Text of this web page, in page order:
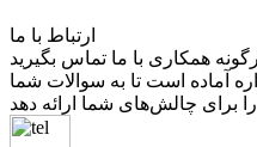
ارتباط با ما
همکاری با ما تماس بگیرید
آماده است تا به سوالات شما